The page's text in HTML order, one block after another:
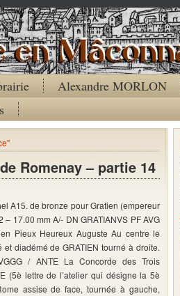
Alexandre MORLON
Romenay – partie 14
A15. de bronze pour Gratien (empereur
17.00 mm A/- DN GRATIANVS PF AVG
Pieux Heureux Auguste Au centre le
et diadémé de GRATIEN tourné à droite.
/ ANTE La Concorde des Trois
(5è lettre de l’atelier qui désigne la 5è
assise de face, tournée à gauche,